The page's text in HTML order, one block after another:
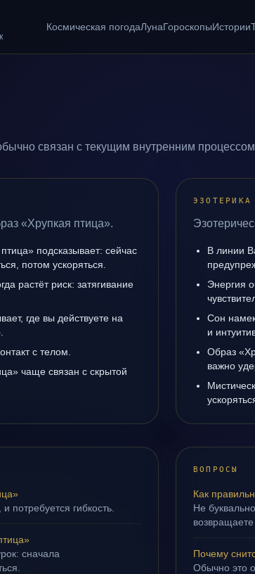
Космическая погодаЛунаГороскопыИстории
связан с текущим внутренним
«Хрупкая птица».
подсказывает: сейчас
потом ускоряться.
растёт риск: затягивание
где вы действуете на
с телом.
чаще связан с скрытой
ЭЗОТЕРИКА
В линии
Энергия
Сон
и
Образ
важно
потребуется гибкость.
сначала
ВОПРОСЫ
Как
Не
возвращаете
Почему
Обычно это